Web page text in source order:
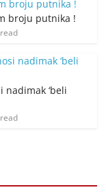
broju putnika !
‘beli